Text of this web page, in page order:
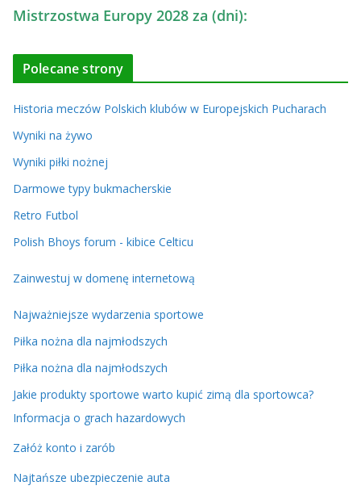
Mistrzostwa Europy 2028 za (dni):
Polecane strony
Historia meczów Polskich klubów w Europejskich Pucharach
Wyniki na żywo
Wyniki piłki nożnej
Darmowe typy bukmacherskie
Retro Futbol
Polish Bhoys forum - kibice Celticu
Zainwestuj w domenę internetową
Najważniejsze wydarzenia sportowe
Piłka nożna dla najmłodszych
Piłka nożna dla najmłodszych
Jakie produkty sportowe warto kupić zimą dla sportowca?
Informacja o grach hazardowych
Załóż konto i zarób
Najtańsze ubezpieczenie auta